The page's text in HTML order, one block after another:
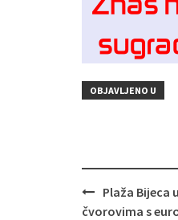
OBJAVLJENO U
Navigacija
objava
Plaža Bijeca
čvorovima s